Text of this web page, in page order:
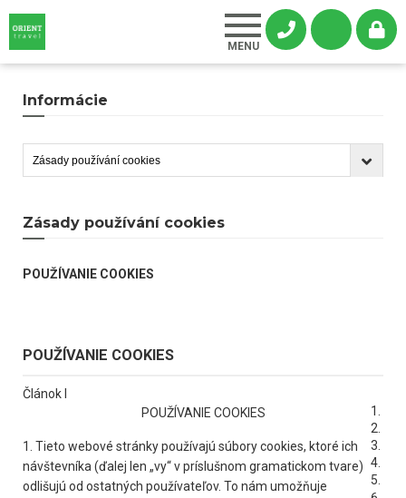
Informácie
Zásady používání cookies
POUŽÍVANIE COOKIES
POUŽÍVANIE COOKIES
Článok I
POUŽÍVANIE COOKIES
1. Tieto webové stránky používajú súbory cookies, ktoré ich
návštevníka (ďalej len „vy“ v príslušnom gramatickom tvare)
odlišujú od ostatných používateľov. To nám umožňuje